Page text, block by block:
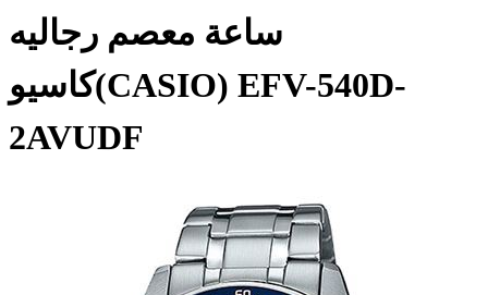
ساعة معصم رجالیه
کاسیو(CASIO) EFV-540D-
2AVUDF